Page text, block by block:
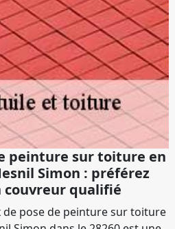
peinture sur toiture en
Simon : préférez
couvreur qualifié
de pose de peinture sur toiture